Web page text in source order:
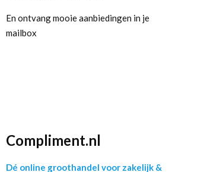
En ontvang mooie aanbiedingen in je
mailbox
Compliment.nl
Dé online groothandel voor zakelijk &